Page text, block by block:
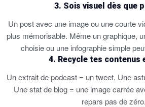
3. Sois visuel dès que
Un post avec une image ou une courte
plus mémorisable. Même un graphique,
choisie ou une infographie simple
4. Recycle tes contenus
Un extrait de podcast = un tweet. Une
Une stat de blog = une image carrée
repars pas de zéro.